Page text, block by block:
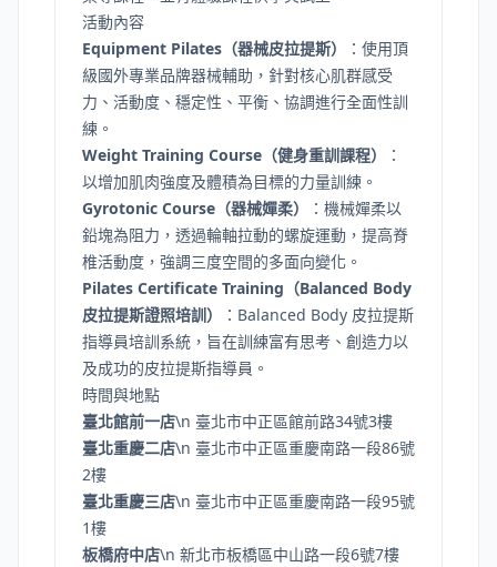
活動內容
Equipment Pilates（器械皮拉提斯）
：使用頂
級國外專業品牌器械輔助，針對核心肌群感受
力、活動度、穩定性、平衡、協調進行全面性訓
練。
Weight Training Course（健身重訓課程）
：
以增加肌肉強度及體積為目標的力量訓練。
Gyrotonic Course（器械嬋柔）
：機械嬋柔以
鉛塊為阻力，透過輪軸拉動的螺旋運動，提高脊
椎活動度，強調三度空間的多面向變化。
Pilates Certificate Training（Balanced Body
皮拉提斯證照培訓）
：Balanced Body 皮拉提斯
指導員培訓系統，旨在訓練富有思考、創造力以
及成功的皮拉提斯指導員。
時間與地點
臺北館前一店\n 臺北市中正區館前路34號3樓
臺北重慶二店\n 臺北市中正區重慶南路一段86號
2樓
臺北重慶三店\n 臺北市中正區重慶南路一段95號
1樓
板橋府中店\n 新北市板橋區中山路一段6號7樓